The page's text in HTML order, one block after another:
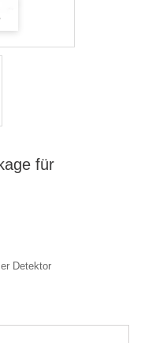
für
Detektor